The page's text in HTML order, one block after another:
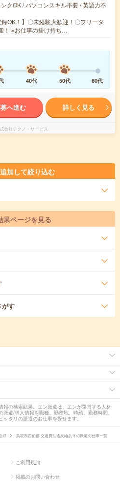
クOK / パソコンスキル不要 / 英語力不
録OK！】〇未経験大歓迎！〇フリータ
！ ※お仕事の掛け持ち…
40代 50代 60代
へ進む 詳しく見る
会社テクノ・サービス
加して絞り込む
果ページを見る
がす
報の検索結果。エン派遣は、エンが運営する人材
遣/求人情報を職種、勤務地、時給、勤務時間、
タリの派遣のお仕事を探せます。
郡 鳥取県西伯郡 交通費別途支給ありの派遣の仕事一覧
ご利用規約
掲載のお問い合わせ